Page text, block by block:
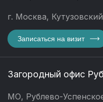
г. Москва,
Записаться на визит
Загородный офис
МО, Рублево-